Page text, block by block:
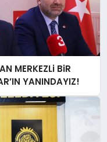
MERKEZLi BiR
YANINDAYIZ!